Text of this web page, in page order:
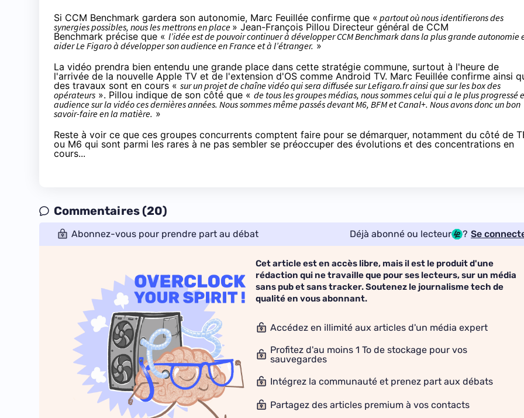
Si CCM Benchmark gardera son autonomie, Marc Feuillée confirme que « partout où nous identifierons des
synergies possibles, nous les mettrons en place » Jean-François Pillou Directeur général de CCM
Benchmark précise que « l’idée est de pouvoir continuer à développer CCM Benchmark dans la plus grande autonomie
aider Le Figaro à développer son audience en France et à l’étranger. »
La vidéo prendra bien entendu une grande place dans cette stratégie commune, surtout à l'heure de
l'arrivée de la nouvelle Apple TV et de l'extension d'OS comme Android TV. Marc Feuillée confirme ainsi
des travaux sont en cours « sur un projet de chaîne vidéo qui sera diffusée sur Lefigaro.fr ainsi que sur les box des
opérateurs ». Pillou indique de son côté que « de tous les groupes médias, nous sommes celui qui a le plus progressé
audience sur la vidéo ces dernières années. Nous sommes même passés devant M6, BFM et Canal+. Nous avons donc un bon
savoir-faire en la matière. »
Reste à voir ce que ces groupes concurrents comptent faire pour se démarquer, notamment du côté de
ou M6 qui sont parmi les rares à ne pas sembler se préoccuper des évolutions et des concentrations en
cours...
Commentaires (20)
Abonnez-vous pour prendre part au débat Déjà abonné ou lecteur ? Se
Cet article est en accès libre, mais il est le produit d'une
rédaction qui ne travaille que pour ses lecteurs, sur un média
sans pub et sans tracker. Soutenez le journalisme tech de
qualité en vous abonnant.
Accédez en illimité aux articles d'un média expert
Profitez d'au moins 1 To de stockage pour vos
sauvegardes
Intégrez la communauté et prenez part aux débats
Partagez des articles premium à vos contacts